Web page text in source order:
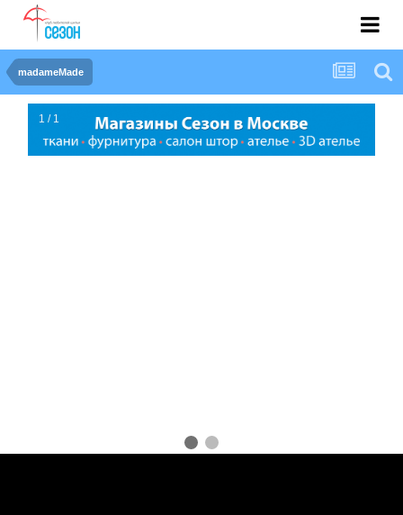
madameMade
1 / 1